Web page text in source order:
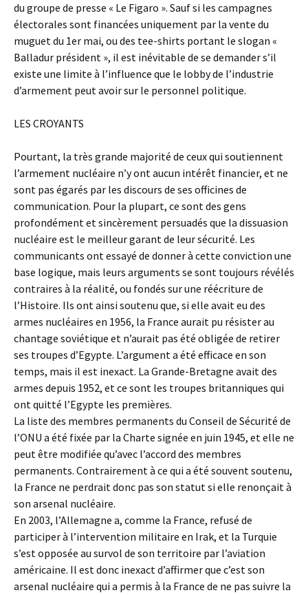
du groupe de presse « Le Figaro ». Sauf si les campagnes
électorales sont financées uniquement par la vente du
muguet du 1er mai, ou des tee-shirts portant le slogan «
Balladur président », il est inévitable de se demander s’il
existe une limite à l’influence que le lobby de l’industrie
d’armement peut avoir sur le personnel politique.
LES CROYANTS
Pourtant, la très grande majorité de ceux qui soutiennent
l’armement nucléaire n’y ont aucun intérêt financier, et ne
sont pas égarés par les discours de ses officines de
communication. Pour la plupart, ce sont des gens
profondément et sincèrement persuadés que la dissuasion
nucléaire est le meilleur garant de leur sécurité. Les
communicants ont essayé de donner à cette conviction une
base logique, mais leurs arguments se sont toujours révélés
contraires à la réalité, ou fondés sur une réécriture de
l’Histoire. Ils ont ainsi soutenu que, si elle avait eu des
armes nucléaires en 1956, la France aurait pu résister au
chantage soviétique et n’aurait pas été obligée de retirer
ses troupes d’Egypte. L’argument a été efficace en son
temps, mais il est inexact. La Grande-Bretagne avait des
armes depuis 1952, et ce sont les troupes britanniques qui
ont quitté l’Egypte les premières.
La liste des membres permanents du Conseil de Sécurité de
l’ONU a été fixée par la Charte signée en juin 1945, et elle ne
peut être modifiée qu’avec l’accord des membres
permanents. Contrairement à ce qui a été souvent soutenu,
la France ne perdrait donc pas son statut si elle renonçait à
son arsenal nucléaire.
En 2003, l’Allemagne a, comme la France, refusé de
participer à l’intervention militaire en Irak, et la Turquie
s’est opposée au survol de son territoire par l’aviation
américaine. Il est donc inexact d’affirmer que c’est son
arsenal nucléaire qui a permis à la France de ne pas suivre la